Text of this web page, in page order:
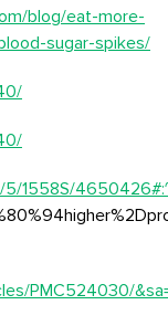
blog/eat-more-
sugar-spikes/
1558S/
PMC524030/